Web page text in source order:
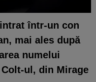
într-un con
mai ales după
numelui
ul, din Mirage